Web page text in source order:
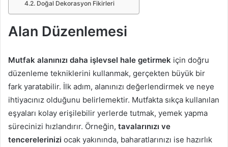
Doğal Dekorasyon Fikirleri
Alan Düzenlemesi
Mutfak alanınızı daha işlevsel hale getirmek için doğru
düzenleme tekniklerini kullanmak, gerçekten büyük bir
fark yaratabilir. İlk adım, alanınızı değerlendirmek ve neye
ihtiyacınız olduğunu belirlemektir. Mutfakta sıkça kullanılan
eşyaları kolay erişilebilir yerlerde tutmak, yemek yapma
sürecinizi hızlandırır. Örneğin, tavalarınızı ve
tencerelerinizi ocak yakınında, baharatlarınızı ise hazırlık